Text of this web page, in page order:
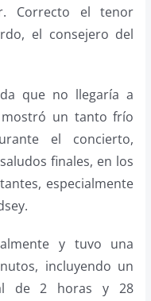
Correcto el tenor
el consejero del
que no llegaría a
un tanto frío
el concierto,
finales, en los
especialmente
y tuvo una
incluyendo un
de 2 horas y 28